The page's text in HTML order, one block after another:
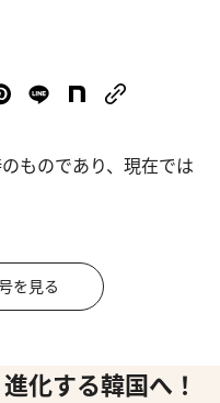
ものであり、現在では
を見る
化する韓国へ！